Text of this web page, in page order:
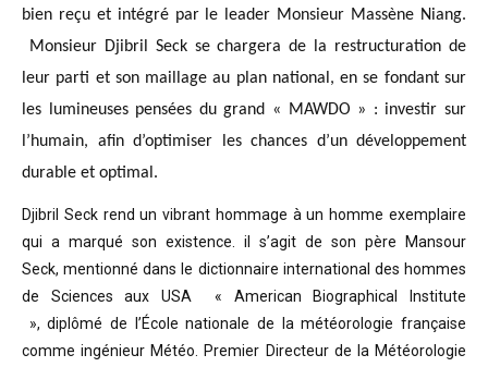
bien reçu et intégré par le leader Monsieur Massène Niang.
Monsieur Djibril Seck se chargera de la restructuration de
leur parti et son maillage au plan national, en se fondant sur
les lumineuses pensées du grand « MAWDO » : investir sur
l’humain, afin d’optimiser les chances d’un développement
durable et optimal.
Djibril Seck rend un vibrant hommage à un homme exemplaire
qui a marqué son existence. il s’agit de son père Mansour
Seck,mentionné dans le dictionnaire international des hommes
de Sciences aux USA « American Biographical Institute
», diplômé de l’École nationale de la météorologie française
comme ingénieur Météo. Premier Directeur de la Météorologie